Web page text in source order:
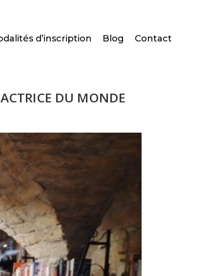
d’inscription Blog Contact
DU MONDE